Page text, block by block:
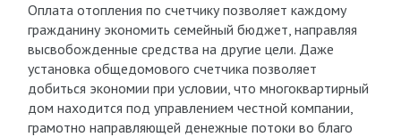
Оплата отопления по счетчику позволяет каждому
гражданину экономить семейный бюджет, направляя
высвобожденные средства на другие цели. Даже
установка общедомового счетчика позволяет
добиться экономии при условии, что многоквартирный
дом находится под управлением честной компании,
грамотно направляющей денежные потоки во благо